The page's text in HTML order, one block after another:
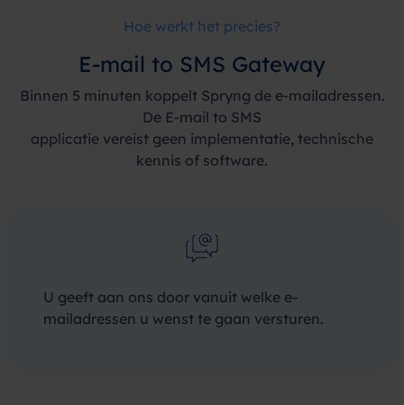
Hoe werkt het precies?
E-mail to SMS Gateway
Binnen 5 minuten koppelt Spryng de e-mailadressen.
De E-mail to SMS
applicatie vereist geen implementatie, technische
kennis of software.
U geeft aan ons door vanuit welke e-
mailadressen u wenst te gaan versturen.